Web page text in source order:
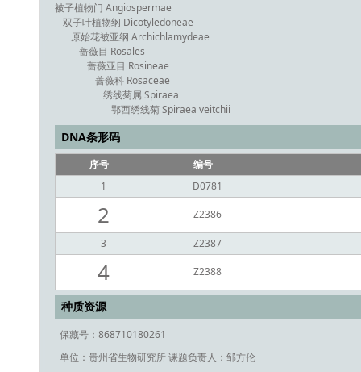
被子植物门 Angiospermae
双子叶植物纲 Dicotyledoneae
原始花被亚纲 Archichlamydeae
蔷薇目 Rosales
蔷薇亚目 Rosineae
蔷薇科 Rosaceae
绣线菊属 Spiraea
鄂西绣线菊 Spiraea veitchii
DNA条形码
序号 编号
1 D0781
2 Z2386
3 Z2387
4 Z2388
种质资源
保藏号：868710180261
单位：贵州省生物研究所 课题负责人：邹方伦